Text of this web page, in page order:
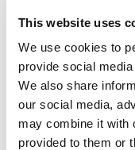
This website uses
We use cookies to
provide social
We also share
our social media,
may combine it with
provided to them or